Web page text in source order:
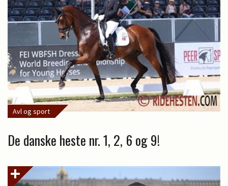
Avl og sport
De danske heste nr. 1, 2, 6 og 9!